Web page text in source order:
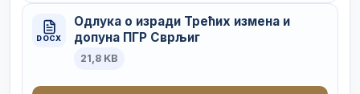
DOCX
Одлука о изради Трећих измена и
допуна ПГР Сврљиг
21,8 KB